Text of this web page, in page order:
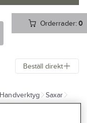
Orderrader:0
Beställ direkt
Handverktyg
Saxar